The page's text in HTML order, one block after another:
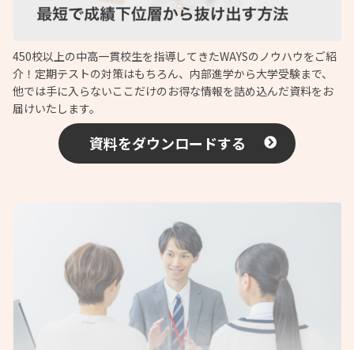
450校以上の中高一貫校生を指導してきたWAYSのノウハウをご紹
介！定期テストの対策はもちろん、内部進学から大学受験まで、
他では手に入らないここだけのお得な情報を詰め込んだ資料をお
届けいたします。
資料をダウンロードする